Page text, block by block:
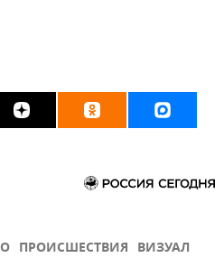
ПРОИСШЕСТВИЯ ВИЗУАЛ